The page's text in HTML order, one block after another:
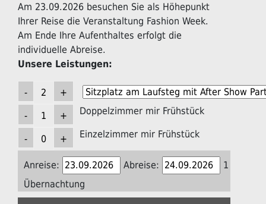
Am 23.09.2026 besuchen Sie als Höhepunkt
Ihrer Reise die Veranstaltung Fashion Week.
Am Ende Ihre Aufenthaltes erfolgt die
individuelle Abreise.
Unsere Leistungen:
Doppelzimmer mir Frühstück
Einzelzimmer mir Frühstück
Anreise: Abreise:
1
Übernachtung